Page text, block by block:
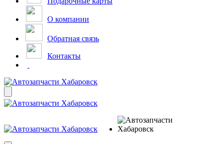
О компании
Обратная связь
Контакты